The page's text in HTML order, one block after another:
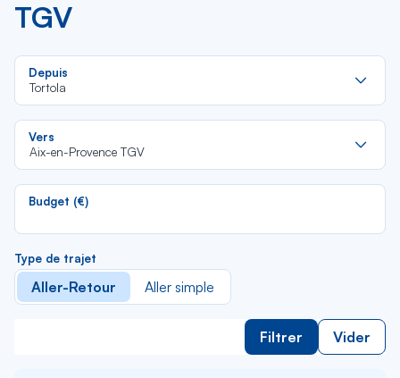
TGV
Depuis
Tortola
Vers
Aix-en-Provence TGV
Budget (€)
Type de trajet
Aller-Retour Aller simple
Filtrer Vider